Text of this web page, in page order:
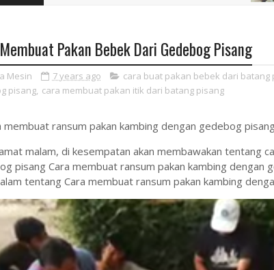
Pakan Bebek Dari Gedebog Pisang
Mesin 7 years ago cara buat pakan bebek dari batang
pisang, cara membuat pakan itik dari batang pisang
malam, di kesempatan akan membawakan tentang
pisang Cara membuat ransum pakan kambing dengan
tentang Cara membuat ransum pakan kambing